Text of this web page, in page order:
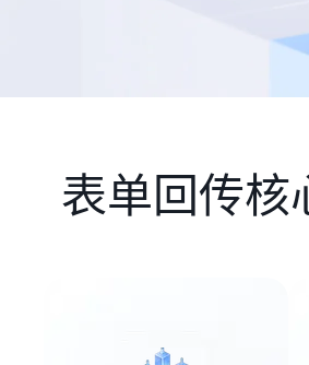
表单回传核